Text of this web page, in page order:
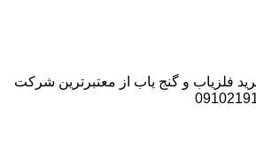
فلزیاب و گنج یاب از معتبرترین شرکت